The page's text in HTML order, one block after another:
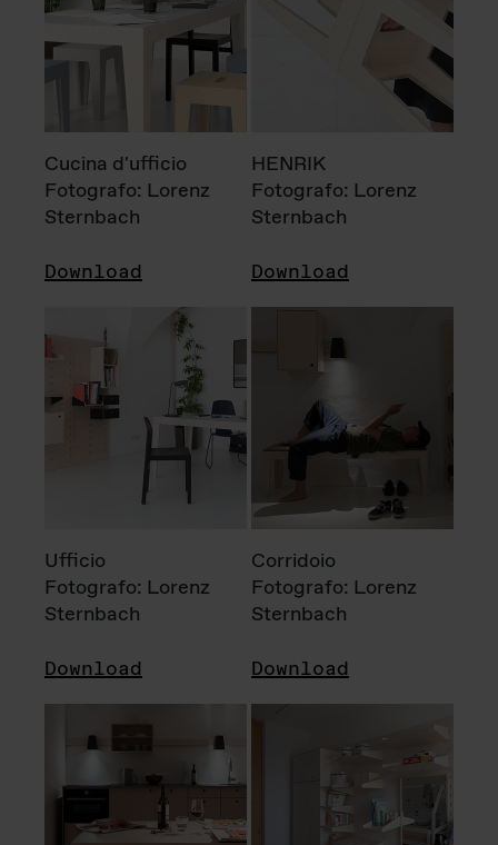
Cucina d'ufficio
Fotografo: Lorenz
Sternbach
Download
HENRIK
Fotografo: Lorenz
Sternbach
Download
Ufficio
Fotografo: Lorenz
Sternbach
Download
Corridoio
Fotografo: Lorenz
Sternbach
Download